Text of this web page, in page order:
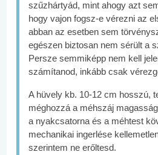
szűzhártyád, mint ahogy azt
hogy vajon fogsz-e vérezni az
abban az esetben sem
egészen biztosan nem sérült a
Persze semmiképp nem kell
számítanod, inkább csak
A hüvely kb. 10-12 cm hosszú,
méghozzá a méhszáj
a nyakcsatorna és a méhtest
mechanikai ingerlése
szerintem ne erőltesd.